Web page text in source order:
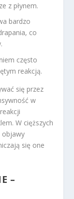
z płynem.
bardzo
co
często
reakcją.
się przez
w
W cięższych
objawy
się one
–